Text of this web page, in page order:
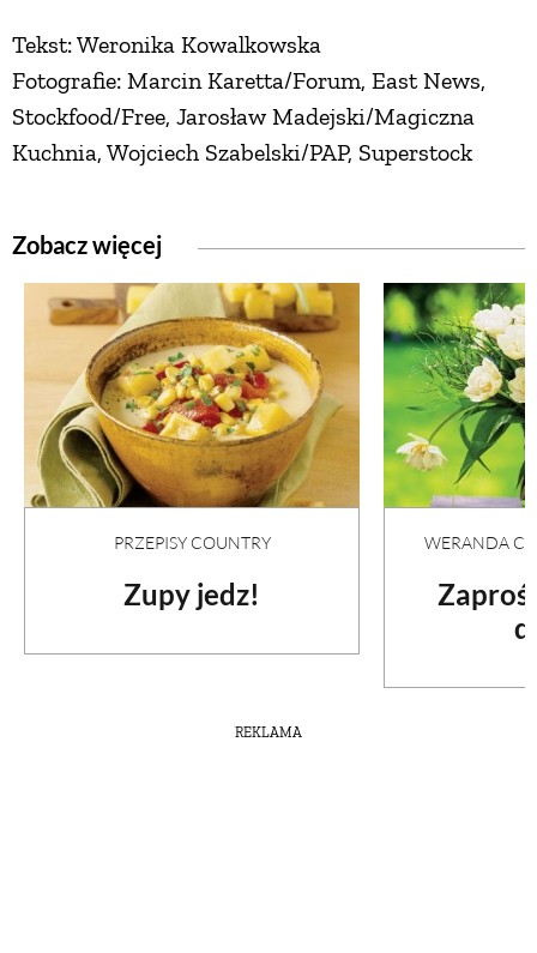
Tekst: Weronika Kowalkowska
Fotografie: Marcin Karetta/Forum, East News,
Stockfood/Free, Jarosław Madejski/Magiczna
Kuchnia, Wojciech Szabelski/PAP, Superstock
Zobacz więcej
PRZEPISY COUNTRY
Zupy jedz!
WERANDA
Zaproś
REKLAMA